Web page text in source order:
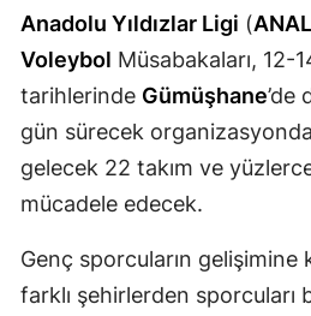
Anadolu Yıldızlar Ligi (
Voleybol Müsabakaları, 12-
tarihlerinde Gümüşhane’de
gün sürecek
gelecek 22 takım ve
mücadele edecek.
Genç sporcuların gelişimine
farklı şehirlerden sporcuları